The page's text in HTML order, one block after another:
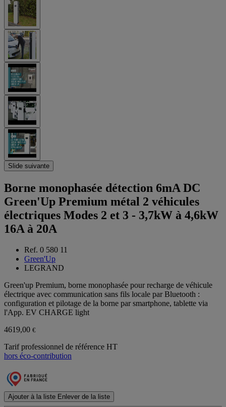
Slide suivante
Borne monophasée détection 6mA DC
Green'Up Premium métal 2 véhicules
électriques Modes 2 et 3 - 3,7kW à 4,6kW
16A à 20A
Ref. 0 580 11
Green'Up
LEGRAND
Green'up Premium, borne monophasée pour recharge de véhicule
électrique avec communication sans fils locale par Bluetooth :
configuration et pilotage de la borne par smartphone, tablette via
l'App. EV CHARGE light
4619,00 €
Tarif professionnel de référence HT
hors éco-contribution
Ajouter à la liste Enlever de la liste